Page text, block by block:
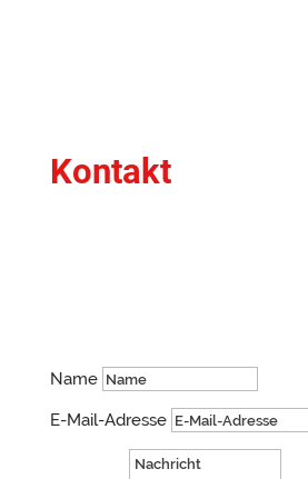
Kontakt
Name
E-Mail-Adresse